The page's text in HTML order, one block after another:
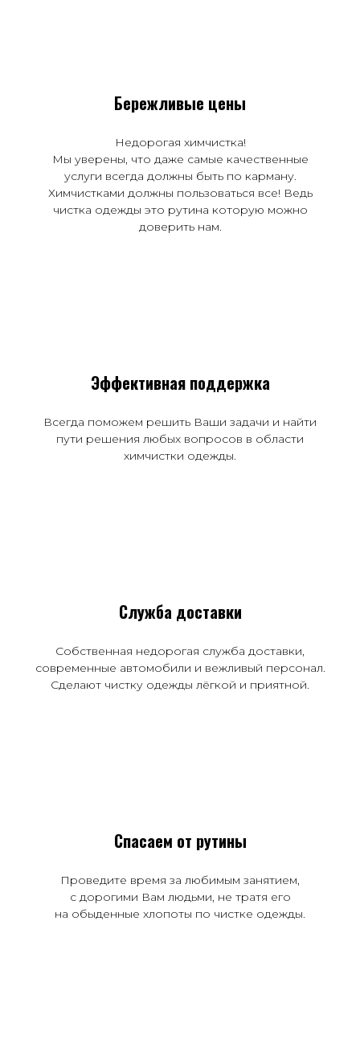
Бережливые цены
Недорогая химчистка!
Мы уверены, что даже самые качественные
услуги всегда должны быть по карману.
Химчистками должны пользоваться все! Ведь
чистка одежды это рутина которую можно
доверить нам.
Эффективная поддержка
Всегда поможем решить Ваши задачи и найти
пути решения любых вопросов в области
химчистки одежды.
Служба доставки
Собственная недорогая служба доставки,
современные автомобили и вежливый персонал.
Сделают чистку одежды лёгкой и приятной.
Спасаем от рутины
Проведите время за любимым занятием,
с дорогими Вам людьми, не тратя его
на обыденные хлопоты по чистке одежды.